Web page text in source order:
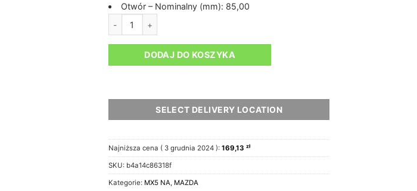
Otwór – Nominalny (mm): 85,00
ilość USZCZELKA GŁOWICY COMETIC MAZDA 1.8 BP DOHC '01-05 85MM .056"
DODAJ DO KOSZYKA
SELECT DELIVERY LOCATION
Najniższa cena ( 3 grudnia 2024 ):169,13zł
SKU: b4a14c86318f
Kategorie: MX5 NA, MAZDA